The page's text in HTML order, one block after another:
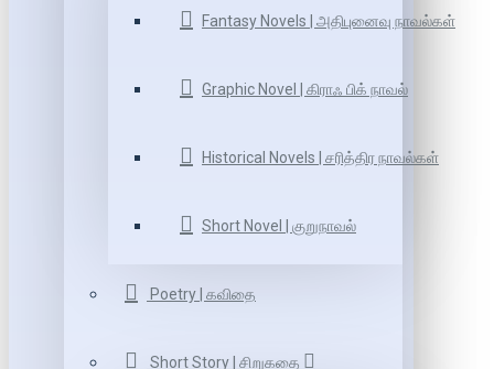
Fantasy Novels | அதிபுனைவு நாவல்கள்
Graphic Novel | கிராஃ பிக் நாவல்
Historical Novels | சரித்திர நாவல்கள்
Short Novel | குறுநாவல்
Poetry | கவிதை
Short Story | சிறுகதை